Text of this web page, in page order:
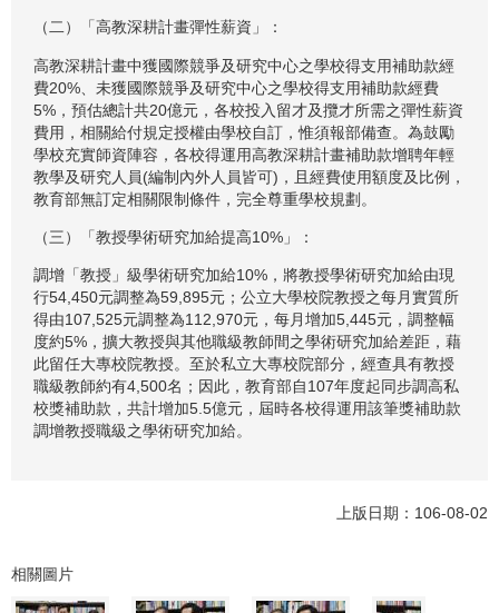
（二）「高教深耕計畫彈性薪資」：
高教深耕計畫中獲國際競爭及研究中心之學校得支用補助款經
費20%、未獲國際競爭及研究中心之學校得支用補助款經費
5%，預估總計共20億元，各校投入留才及攬才所需之彈性薪資
費用，相關給付規定授權由學校自訂，惟須報部備查。為鼓勵
學校充實師資陣容，各校得運用高教深耕計畫補助款增聘年輕
教學及研究人員(編制內外人員皆可)，且經費使用額度及比例，
教育部無訂定相關限制條件，完全尊重學校規劃。
（三）「教授學術研究加給提高10%」：
調增「教授」級學術研究加給10%，將教授學術研究加給由現
行54,450元調整為59,895元；公立大學校院教授之每月實質所
得由107,525元調整為112,970元，每月增加5,445元，調整幅
度約5%，擴大教授與其他職級教師間之學術研究加給差距，藉
此留任大專校院教授。至於私立大專校院部分，經查具有教授
職級教師約有4,500名；因此，教育部自107年度起同步調高私
校獎補助款，共計增加5.5億元，屆時各校得運用該筆獎補助款
調增教授職級之學術研究加給。
上版日期：106-08-02
相關圖片